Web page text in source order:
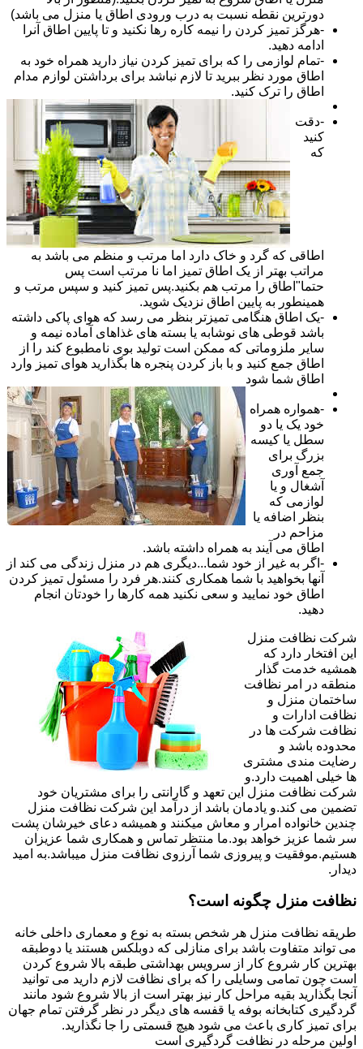
دورترین نقطه نسبت به درب ورودی اطاق یا منزل می باشد)
-هرگز تمیز کردن را نیمه کاره رها نکنید و تا پایین اطاق آنرا
ادامه دهید.
-تمام لوازمی را که برای تمیز کردن نیاز دارید همراه خود به
اطاق مورد نظر ببرید تا لازم نباشد برای برداشتن لوازم مدام
اطاق را ترک کنید.
-دقت
کنید
که
اطاقی که گرد و خاک دارد اما مرتب و منظم می باشد به
مراتب بهتر از یک اطاق تمیز اما نا مرتب است پس
حتما"اطاق را مرتب هم بکنید.پس تمیز کنید و سپس مرتب و
همینطور به پایین اطاق نزدیک شوید.
-یک اطاق هنگامی تمیزتر بنظر می رسد که هوای پاکی داشته
باشد قوطی های نوشابه یا بسته های غذاهای آماده نیمه و
سایر ملزوماتی که ممکن است تولید بوی نامطبوع کند را از
اطاق جمع کنید و با باز کردن پنجره ها بگذارید هوای تمیز وارد
اطاق شما شود
-همواره همراه
خود یک یا دو
سطل یا کیسه
بزرگ برای
جمع آوری
آشغال و یا
لوازمی که
بنظر اضافه یا
مزاحم در
اطاق می آیند به همراه داشته باشد.
-اگر به غیر از خود شما...دیگری هم در منزل زندگی می کند از
آنها بخواهید با شما همکاری کنند.هر فرد را مسئول تمیز کردن
اطاق خود نمایید و سعی نکنید همه کارها را خودتان انجام
دهید.
شرکت نظافت منزل
این افتخار دارد که
همشیه خدمت گذار
منطقه در امر نظافت
ساختمان منزل و
نظافت ادارات و
نظافت شرکت ها در
محدوده باشد و
رضایت مندی مشتری
ها خیلی اهمیت دارد.و
شرکت نظافت منزل این تعهد و گارانتی را برای مشتریان خود
تضمین می کند.و یادمان باشد از درآمد این شرکت نظافت منزل
چندین خانواده امرار و معاش میکنند و همیشه دعای خیرشان پشت
سر شما عزیز خواهد بود.ما منتظر تماس و همکاری شما عزیزان
هستیم.موفقیت و پیروزی شما آرزوی نظافت منزل میباشد.به امید
دیدار.
نظافت منزل چگونه است؟
طریقه نظافت منزل هر شخص بسته به نوع و معماری داخلی خانه
می تواند متفاوت باشد برای منازلی که دوبلکس هستند یا دوطبقه
بهترین کار شروع کار از سرویس بهداشتی طبقه بالا شروع کردن
است چون تمامی وسایلی را که برای نظافت لازم دارید می توانید
آنجا بگذارید بقیه مراحل کار نیز بهتر است از بالا شروع شود مانند
گردگیری کتابخانه بوفه یا قفسه های دیگر در نظر گرفتن تمام جهان
برای تمیز کاری باعث می شود هیچ قسمتی را جا نگذارید.
اولین مرحله در نظافت گردگیری است